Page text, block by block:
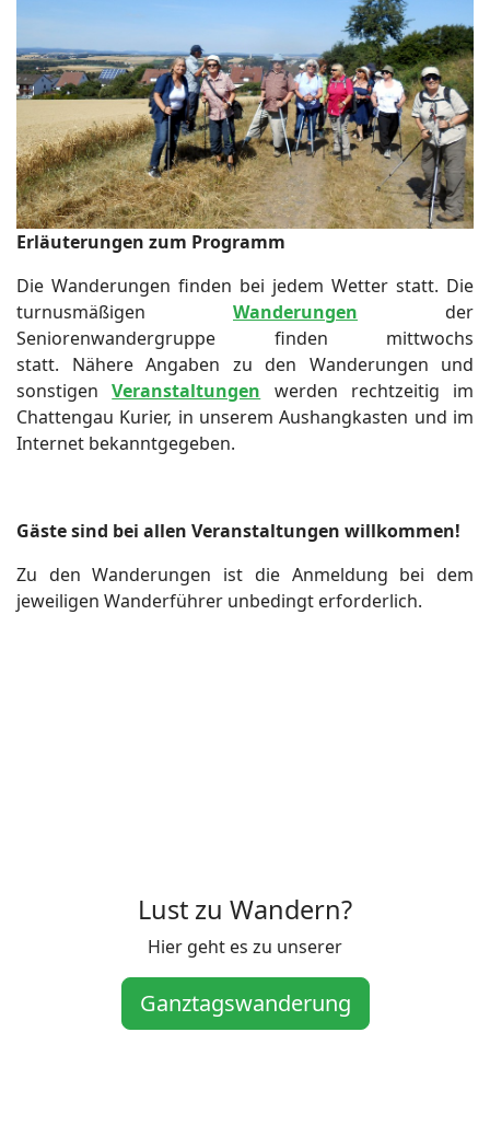
Erläuterungen zum Programm
Die Wanderungen finden bei jedem Wetter statt. Die
turnusmäßigen Wanderungen der
Seniorenwandergruppe finden mittwochs
statt. Nähere Angaben zu den Wanderungen und
sonstigenVeranstaltungen werden rechtzeitig im
Chattengau Kurier, in unserem Aushangkasten und im
Internet bekanntgegeben.
Gäste sind bei allen Veranstaltungen willkommen!
Zu den Wanderungen ist die Anmeldung bei dem
jeweiligen Wanderführer unbedingt erforderlich.
Lust zu Wandern?
Hier geht es zu unserer
Ganztagswanderung